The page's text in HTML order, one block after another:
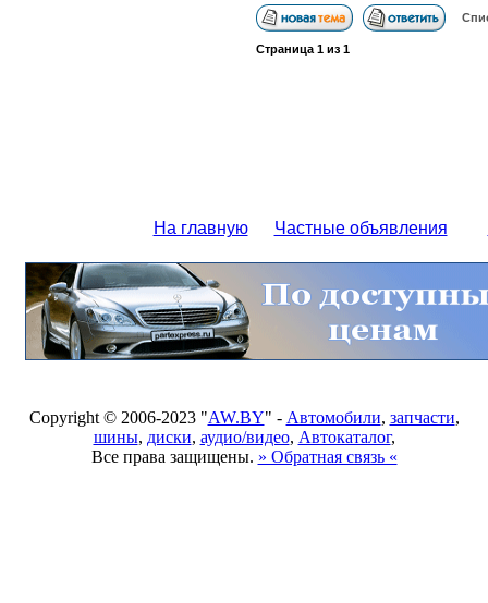
Страница 1из 1
На главную Частные объявления
Copyright © 2006-2023 "AW.BY" - Автомобили, запчасти,
шины, диски, аудио/видео, Автокаталог,
Все права защищены. » Обратная связь «